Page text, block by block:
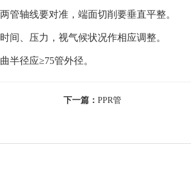
管轴线要对准，端面切削要垂直平整。
间、压力，视气候状况作相应调整。
半径应≥75管外径。
下一篇： PPR管